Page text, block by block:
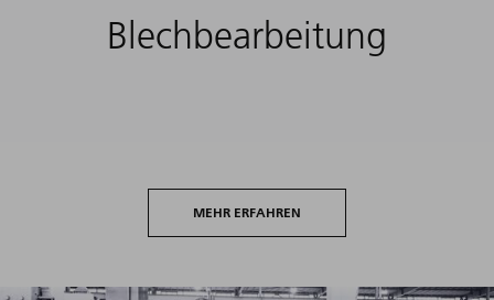
Blechbearbeitung
MEHR ERFAHREN